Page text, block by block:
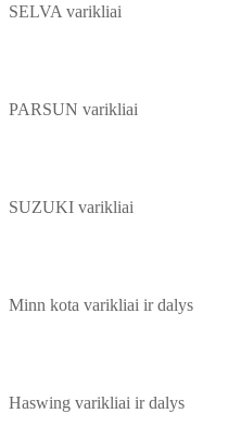
SELVA varikliai
PARSUN varikliai
SUZUKI varikliai
Minn kota varikliai ir dalys
Haswing varikliai ir dalys